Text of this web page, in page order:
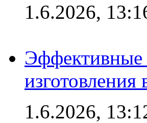
1.6.2026,
Эффективные
изготовления
1.6.2026,